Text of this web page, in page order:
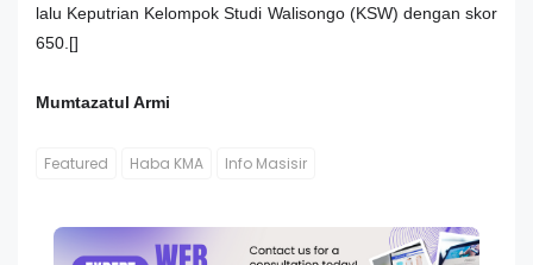
lalu Keputrian Kelompok Studi Walisongo (KSW) dengan skor
650.[]
Mumtazatul Armi
Featured Haba KMA Info Masisir